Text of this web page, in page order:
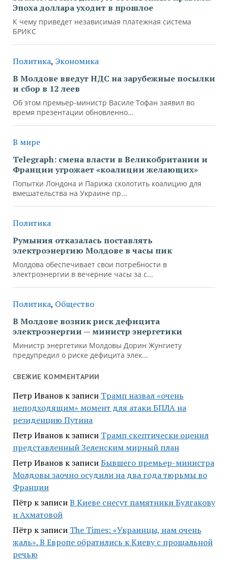
СВЕЖИЕ КОММЕНТАРИИ
Петр Иванов к записи Трамп назвал «очень
неподходящим» момент для атаки БПЛА на
резиденцию Путина
Петр Иванов к записи Трамп скептически оценил
представленный Зеленским мирный план
Петр Иванов к записиБывшего премьер-министра
Молдовы заочно осудили на два года тюрьмы во
Франции
Пётр к записиВ Киеве снесут памятники Булгакову
и Ахматовой
Пётр к записи Тhe Times: «Украинцы, нам очень
жаль». В Европе обратились к Киеву с прощальной
речью